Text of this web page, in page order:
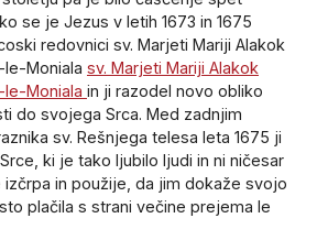
se je Jezus v letih 1673 in 1675
redovnici sv. Marjeti Mariji Alakok
le-Moniala sv. Marjeti Mariji Alakok
le-Moniala in ji razodel novo obliko
do svojega Srca. Med zadnjim
sv. Rešnjega telesa leta 1675 ji
ki je tako ljubilo ljudi in ni ničesar
in použije, da jim dokaže svojo
plačila s strani večine prejema le